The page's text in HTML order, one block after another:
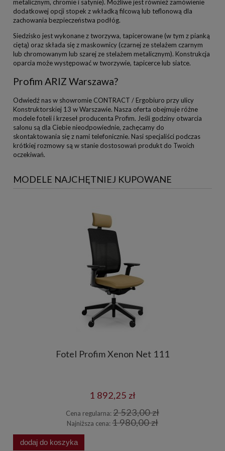
metalicznym, chromie i satynie). Możliwe jest również zamówienie
dodatkowej opcji stopek z wkładką filcową lub teflonową dla
zachowania bezpieczeństwa podłóg.
Siedzisko jest wykonane z tworzywa, tapicerowane (w tym z pianką
ciętą) oraz składa się z maskownicy (czarnej ze stelażem czarnym
lub chromowanym lub szarej ze stelażem metalicznym). Konstrukcja
oparcia może występować w tworzywie, tapicerce lub siatce.
Profim ARIZ Warszawa?
Odwiedź nas w showromie CONTRACT / Ergobiuro przy ulicy
Konstruktorskiej 13 w Warszawie. Nasza oferta obejmuje różne
modele foteli i krzeseł producenta Profim. Jeśli godziny otwarcia
salonu są dla Ciebie nieodpowiednie, zachęcamy do
skontaktowania się z nami telefonicznie. Nasi specjaliści podczas
krótkiej rozmowy są w stanie dostosowań produkt do Twoich
oczekiwań.
MODELE NAJCHĘTNIEJ KUPOWANE
Fotel Profim Xenon Net 111
1 892,25 zł
Cena regularna: 2 523,00 zł
Najniższa cena: 1 980,00 zł
dodaj do koszyka